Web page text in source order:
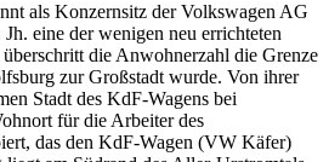
als Konzernsitz der Volkswagen AG
eine der wenigen neu errichteten
die Anwohnerzahl die Grenze
zur Großstadt wurde. Von ihrer
Stadt des KdF-Wagens bei
für die Arbeiter des
das den KdF-Wagen (VW Käfer)